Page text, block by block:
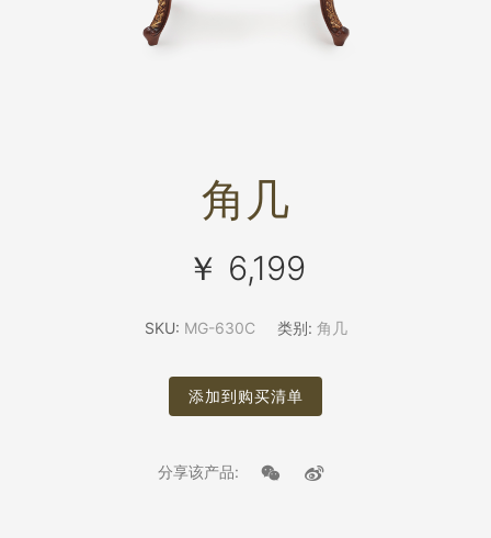
角几
￥ 6,199
SKU: MG-630C 类别: 角几
添加到购买清单
分享该产品: